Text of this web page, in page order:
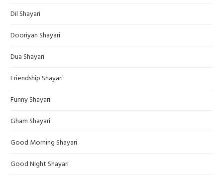
Dil Shayari
Dooriyan Shayari
Dua Shayari
Friendship Shayari
Funny Shayari
Gham Shayari
Good Morning Shayari
Good Night Shayari